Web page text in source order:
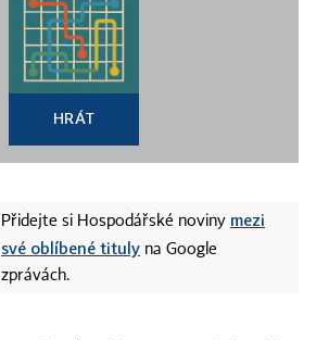
HRÁT
Přidejte si Hospodářské noviny mezi
své oblíbené tituly na Google
zprávách.